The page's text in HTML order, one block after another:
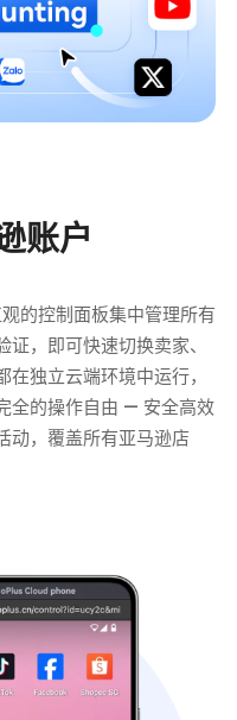
账户
的控制面板集中管理所有
，即可快速切换卖家、
独立云端环境中运行，
全的操作自由 — 安全高效
动，覆盖所有亚马逊店